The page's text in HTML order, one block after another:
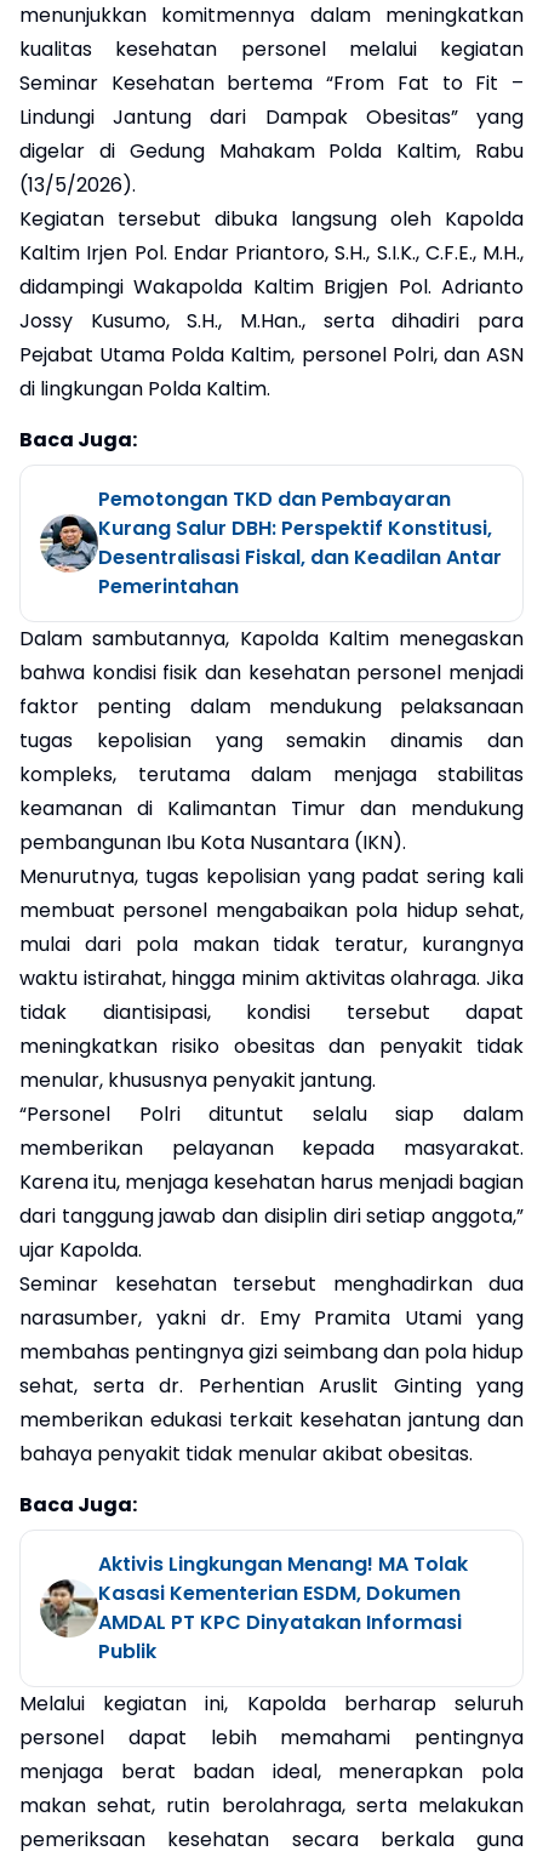
menunjukkan komitmennya dalam meningkatkan
kualitas kesehatan personel melalui kegiatan
Seminar Kesehatan bertema “From Fat to Fit –
Lindungi Jantung dari Dampak Obesitas” yang
digelar di Gedung Mahakam Polda Kaltim, Rabu
(13/5/2026).
Kegiatan tersebut dibuka langsung oleh Kapolda
Kaltim Irjen Pol. Endar Priantoro, S.H., S.I.K., C.F.E., M.H.,
didampingi Wakapolda Kaltim Brigjen Pol. Adrianto
Jossy Kusumo, S.H., M.Han., serta dihadiri para
Pejabat Utama Polda Kaltim, personel Polri, dan ASN
di lingkungan Polda Kaltim.
Baca Juga:
Pemotongan TKD dan Pembayaran
Kurang Salur DBH: Perspektif Konstitusi,
Desentralisasi Fiskal, dan Keadilan Antar
Pemerintahan
Dalam sambutannya, Kapolda Kaltim menegaskan
bahwa kondisi fisik dan kesehatan personel menjadi
faktor penting dalam mendukung pelaksanaan
tugas kepolisian yang semakin dinamis dan
kompleks, terutama dalam menjaga stabilitas
keamanan di Kalimantan Timur dan mendukung
pembangunan Ibu Kota Nusantara (IKN).
Menurutnya, tugas kepolisian yang padat sering kali
membuat personel mengabaikan pola hidup sehat,
mulai dari pola makan tidak teratur, kurangnya
waktu istirahat, hingga minim aktivitas olahraga. Jika
tidak diantisipasi, kondisi tersebut dapat
meningkatkan risiko obesitas dan penyakit tidak
menular, khususnya penyakit jantung.
“Personel Polri dituntut selalu siap dalam
memberikan pelayanan kepada masyarakat.
Karena itu, menjaga kesehatan harus menjadi bagian
dari tanggung jawab dan disiplin diri setiap anggota,”
ujar Kapolda.
Seminar kesehatan tersebut menghadirkan dua
narasumber, yakni dr. Emy Pramita Utami yang
membahas pentingnya gizi seimbang dan pola hidup
sehat, serta dr. Perhentian Aruslit Ginting yang
memberikan edukasi terkait kesehatan jantung dan
bahaya penyakit tidak menular akibat obesitas.
Baca Juga:
Aktivis Lingkungan Menang! MA Tolak
Kasasi Kementerian ESDM, Dokumen
AMDAL PT KPC Dinyatakan Informasi
Publik
Melalui kegiatan ini, Kapolda berharap seluruh
personel dapat lebih memahami pentingnya
menjaga berat badan ideal, menerapkan pola
makan sehat, rutin berolahraga, serta melakukan
pemeriksaan kesehatan secara berkala guna